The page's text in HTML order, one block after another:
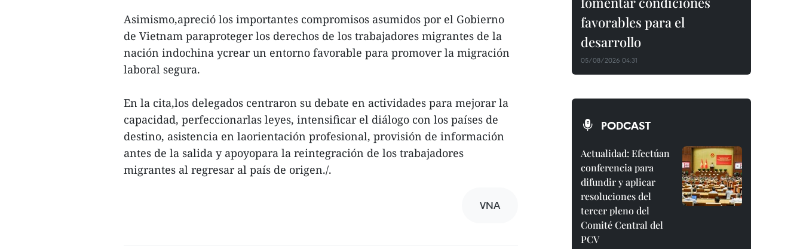
Asimismo,apreció los importantes compromisos asumidos por el Gobierno
de Vietnam paraproteger los derechos de los trabajadores migrantes de la
nación indochina ycrear un entorno favorable para promover la migración
laboral segura.
En la cita,los delegados centraron su debate en actividades para mejorar la
capacidad, perfeccionarlas leyes, intensificar el diálogo con los países de
destino, asistencia en laorientación profesional, provisión de información
antes de la salida y apoyopara la reintegración de los trabajadores
migrantes al regresar al país de origen./.
VNA
favorables para el
desarrollo
05/08/2026 04:31
PODCAST
Actualidad: Efectúan
conferencia para
difundir y aplicar
resoluciones del
tercer pleno del
Comité Central del
PCV